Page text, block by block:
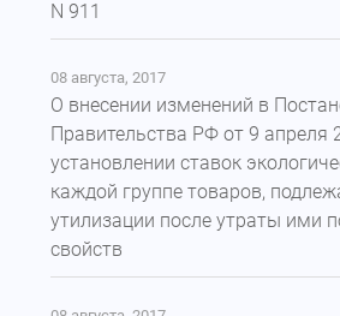
N 911
08 августа, 2017
О внесении изменений в
Правительства РФ от 9 апреля
установлении ставок
каждой группе товаров,
утилизации после утраты ими
свойств